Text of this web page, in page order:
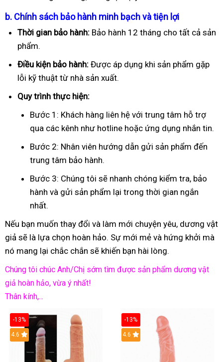
b. Chính sách bảo hành minh bạch và tiện lợi
Thời gian bảo hành: Bảo hành 12 tháng cho tất cả sản
phẩm.
Điều kiện bảo hành: Được áp dụng khi sản phẩm gặp
lỗi kỹ thuật từ nhà sản xuất.
Quy trình thực hiện:
Bước 1: Khách hàng liên hệ với trung tâm hỗ trợ
qua các kênh như hotline hoặc ứng dụng nhắn tin.
Bước 2: Nhân viên hướng dẫn gửi sản phẩm đến
trung tâm bảo hành.
Bước 3: Chúng tôi sẽ nhanh chóng kiểm tra, bảo
hành và gửi sản phẩm lại trong thời gian ngắn
nhất.
Nếu bạn muốn thay đổi và làm mới chuyện yêu, dương vật
giả sẽ là lựa chọn hoàn hảo. Sự mới mẻ và hứng khởi mà
nó mang lại chắc chắn sẽ khiến bạn hài lòng.
Chúng tôi chúc Anh/Chị sớm tìm được sản phẩm dương vật
giả hoàn hảo, vừa ý nhất!
Thân kính,...
-13%
Hot
4.6
-13%
Hot
4.6